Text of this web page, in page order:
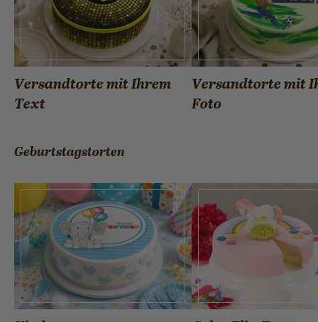
Versandtorte mit Ihrem
Text
Versandtorte mit
Foto
Geburtstagstorten